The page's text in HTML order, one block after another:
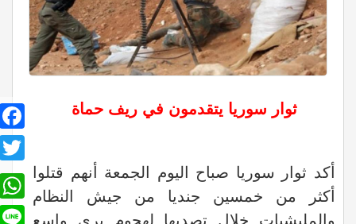
ثوار سوريا يتقدمون في ريف حماة
أكد ثوار سوريا صباح اليوم الجمعة أنهم قتلوا
أكثر من خمسين جنديا من جيش النظام
والمليشيات خلال تصديها لهجوم بري واسع
Line